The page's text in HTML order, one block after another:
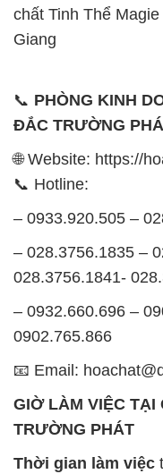
chất Tinh Thể
Giang
📞 PHÒNG KINH
ĐẮC TRƯỜNG
🌐 Website: https://
📞 Hotline:
– 0933.920.505 –
– 028.3756.1835 –
028.3756.1841-
– 0932.660.696 –
0902.765.866
📧 Email:
GIỜ LÀM VIỆC TẠI
TRƯỜNG PHÁT
Thời gian làm việc